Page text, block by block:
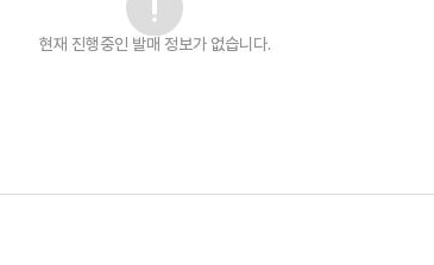
현재 진행중인 발매 정보가 없습니다.